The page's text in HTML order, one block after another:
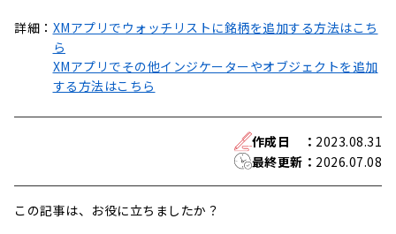
詳細： XMアプリでウォッチリストに銘柄を追加する方法はこち
ら
XMアプリでその他インジケーターやオブジェクトを追加
する方法はこちら
作成日 ： 2023.08.31
最終更新 ： 2026.07.08
この記事は、お役に立ちましたか？